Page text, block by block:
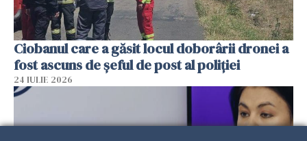
Ciobanul care a găsit locul doborârii dronei a
fost ascuns de șeful de post al poliției
24 IULIE 2026